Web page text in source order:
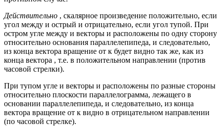
Действительно , скалярное произведение положительно, если
угол между и острый и отрицательно, если угол тупой. При
остром угле между и векторы и расположены по одну сторону
относительно основания параллелепипеда, и следовательно,
из конца вектора вращение от к будет видно так же, как из
конца вектора , т.е. в положительном направлении (против
часовой стрелки).
При тупом угле и векторы и расположены по разные стороны
относительно плоскости параллелограмма, лежащего в
основании параллелепипеда, и следовательно, из конца
вектора вращение от к видно в отрицательном направлении
(по часовой стрелке).